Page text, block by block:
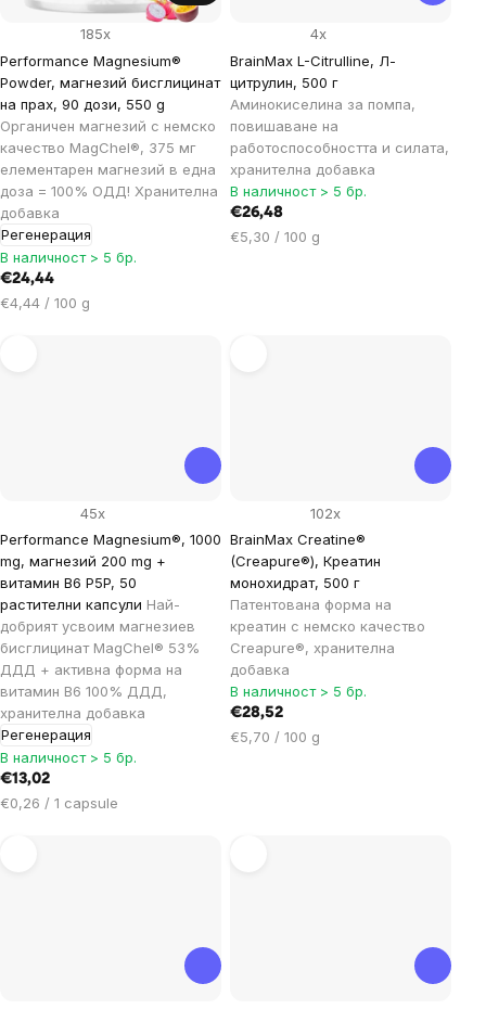
Performance Magnesium®
Powder, магнезий бисглицинат
на прах, 90 дози, 550 g
Органичен магнезий с немско
качество MagChel®, 375 мг
елементарен магнезий в една
доза = 100% ОДД! Хранителна
добавка
Регенерация
185x
В наличност > 5 бр.
€24,44
Цена
€4,44 / 100 g
BrainMax L-Citrulline, Л-
цитрулин, 500 г
Аминокиселина за помпа,
повишаване на
работоспособността и силата,
хранителна добавка
4x
В наличност > 5 бр.
€26,48
Цена
€5,30 / 100 g
Performance Magnesium®, 1000
mg, магнезий 200 mg +
витамин B6 P5P, 50
растителни капсули Най-
добрият усвоим магнезиев
бисглицинат MagChel® 53%
ДДД + активна форма на
витамин B6 100% ДДД,
хранителна добавка
Регенерация
45x
В наличност > 5 бр.
€13,02
Цена
€0,26 / 1 capsule
BrainMax Creatine®
(Creapure®), Креатин
монохидрат, 500 г
Патентована форма на
креатин с немско качество
Creapure®, хранителна
добавка
102x
В наличност > 5 бр.
€28,52
Цена
€5,70 / 100 g